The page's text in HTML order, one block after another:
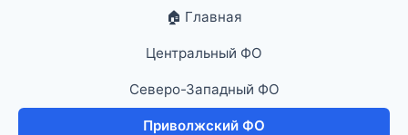
🏠 Главная
Центральный ФО
Северо-Западный ФО
Приволжский ФО